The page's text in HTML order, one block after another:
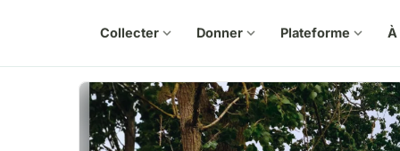
Collecter expand_more Donner expand_more Plateforme expand_more À